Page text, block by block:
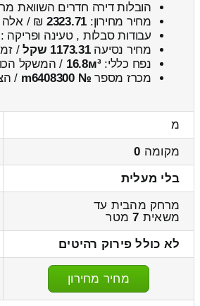
הובלות דירה חדרים השוואת
מחיר מחירון: 2323.71 ₪ / אלה
עבודות סבלות , טעינה ופריקה :
מחיר נסיעה1173.31 שקל /
נפח כללי:16.8м³ / המשקל
מכרז מספר № m6408300
/
מ
מקומה 0
בלי מעלית
מרחק מהבית עד
משאית 7מטר
לא כולל פירוק רהיטים
מחיר מחירון